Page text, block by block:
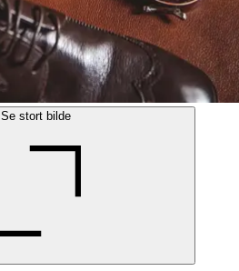
Se stort bilde